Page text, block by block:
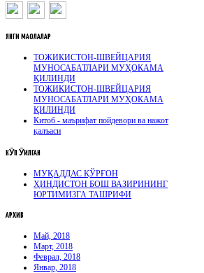
ЯНГИ МАҚОЛАЛАР
ТОЖИКИСТОН-ШВЕЙЦАРИЯ
МУНОСАБАТЛАРИ МУҲОКАМА
ҚИЛИНДИ
ТОЖИКИСТОН-ШВЕЙЦАРИЯ
МУНОСАБАТЛАРИ МУҲОКАМА
ҚИЛИНДИ
Китоб - маърифат пойдевори ва нажот
қалъаси
КӮП ӮҚИЛГАН
МУҚАДДАС ҚЎРҒОН
ҲИНДИСТОН БОШ ВАЗИРИНИНГ
ЮРТИМИЗГА ТАШРИФИ
АРХИВ
Май, 2018
Март, 2018
Феврал, 2018
Январ, 2018